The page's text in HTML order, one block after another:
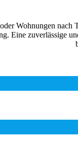
Wohnungen nach
Eine zuverlässige